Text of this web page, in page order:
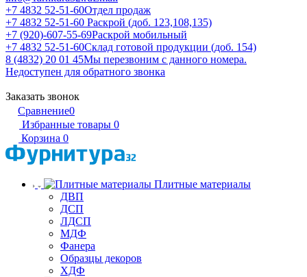
+7 4832 52-51-60Отдел продаж
+7 4832 52-51-60 Раскрой (доб. 123,108,135)
+7 (920)-607-55-69Раскрой мобильный
+7 4832 52-51-60Склад готовой продукции (доб. 154)
8 (4832) 20 01 45Мы перезвоним с данного номера.
Недоступен для обратного звонка
Заказать звонок
Сравнение0
Избранные товары 0
Корзина 0
Плитные материалы
ДВП
ДСП
ЛДСП
МДФ
Фанера
Образцы декоров
ХДФ